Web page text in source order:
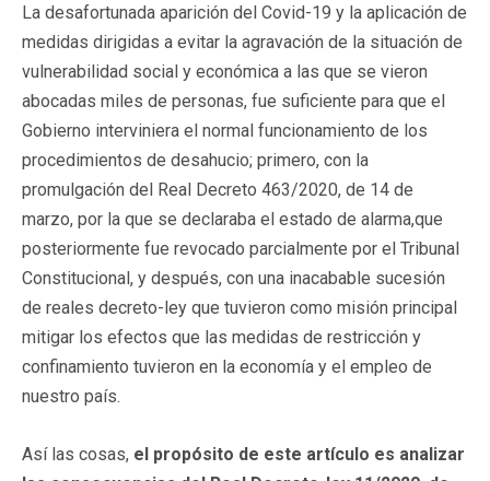
La desafortunada aparición del Covid-19 y la aplicación de
medidas dirigidas a evitar la agravación de la situación de
vulnerabilidad social y económica a las que se vieron
abocadas miles de personas, fue suficiente para que el
Gobierno interviniera el normal funcionamiento de los
procedimientos de desahucio; primero, con la
promulgación del Real Decreto 463/2020, de 14 de
marzo, por la que se declaraba el estado de alarma,que
posteriormente fue revocado parcialmente por el Tribunal
Constitucional, y después, con una inacabable sucesión
de reales decreto-ley que tuvieron como misión principal
mitigar los efectos que las medidas de restricción y
confinamiento tuvieron en la economía y el empleo de
nuestro país.
Así las cosas, el propósito de este artículo es analizar